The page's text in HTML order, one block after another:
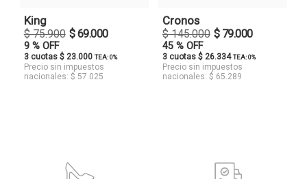
King
$ 75.900 $ 69.000
9 % OFF
3 cuotas $ 23.000 TEA: 0%
Precio sin impuestos
nacionales: $ 57.025
Cronos
$ 145.000 $ 79.000
45 % OFF
3 cuotas $ 26.334TEA: 0%
Precio sin impuestos
nacionales: $ 65.289